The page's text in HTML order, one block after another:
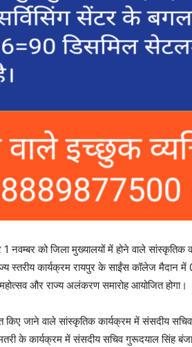
नवम्बर को जिला मुख्यालयों में होने वाले सांस्कृतिक
स्तरीय कार्यक्रम रायपुर के साईंस कॉलेज
और राज्य अलंकरण समारोह आयोजित होगा।
किए जाने वाले सांस्कृतिक कार्यक्रम में संसदीय
के कार्यक्रम में संसदीय सचिव गुरूदयाल सिंह